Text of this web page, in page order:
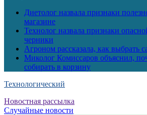
Диетолог назвала признаки
магазине
Технолог назвала признаки
черники
Агроном рассказала, как
Миколог Комиссаров объяснил,
собирать в корзину
Технологический
Новостная рассылка
Случайные новости